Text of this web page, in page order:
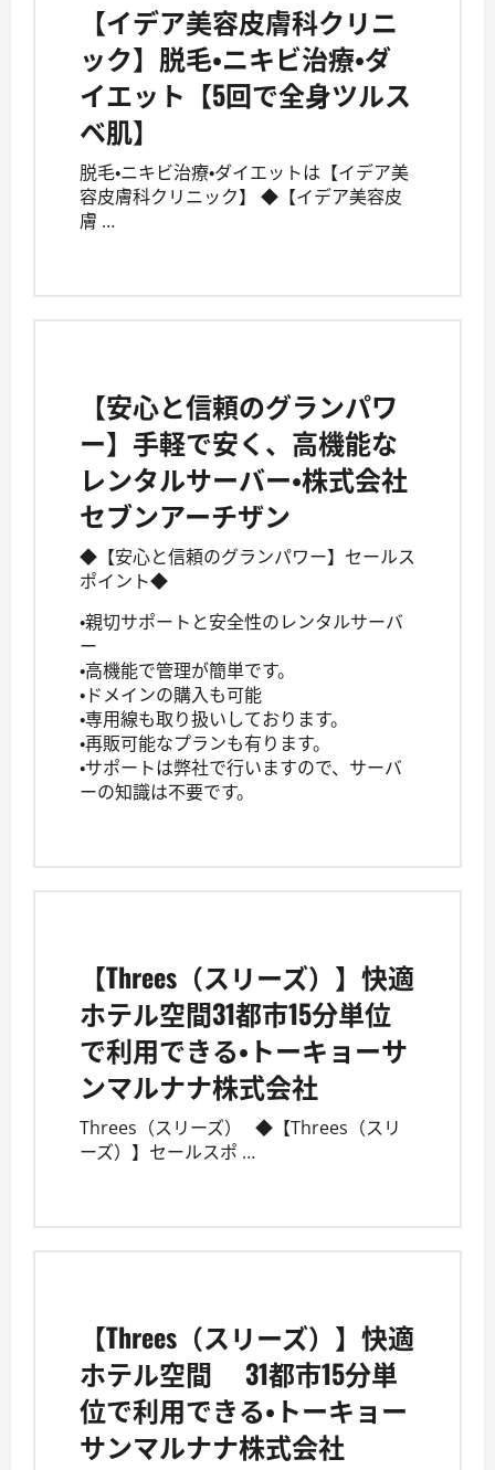
【イデア美容皮膚科クリニ
ック】脱毛・ニキビ治療・ダ
イエット【5回で全身ツルス
ベ肌】
脱毛・ニキビ治療・ダイエットは【イデア美
容皮膚科クリニック】 ◆【イデア美容皮
膚 …
【安心と信頼のグランパワ
ー】手軽で安く、高機能な
レンタルサーバー・株式会社
セブンアーチザン
◆【安心と信頼のグランパワー】セールス
ポイント◆
・親切サポートと安全性のレンタルサーバ
ー
・高機能で管理が簡単です。
・ドメインの購入も可能
・専用線も取り扱いしております。
・再販可能なプランも有ります。
・サポートは弊社で行いますので、サーバ
ーの知識は不要です。
【Threes（スリーズ）】快適
ホテル空間31都市15分単位
で利用できる・トーキョーサ
ンマルナナ株式会社
Threes（スリーズ） ◆【Threes（スリ
ーズ）】セールスポ …
【Threes（スリーズ）】快適
ホテル空間 31都市15分単
位で利用できる・トーキョー
サンマルナナ株式会社